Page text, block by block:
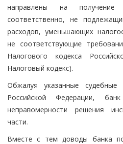
направлены на
соответственно, не
расходов, уменьшающих
не соответствующие
Налогового кодекса
Налоговый кодекс).
Обжалуя указанные
Российской Федерации,
неправомерности решения
части.
Вместе с тем доводы банка